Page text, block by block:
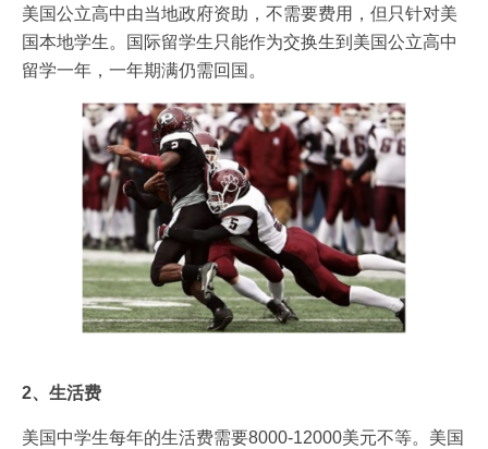
美国公立高中由当地政府资助，不需要费用，但只针对美
国本地学生。国际留学生只能作为交换生到美国公立高中
留学一年，一年期满仍需回国。
2、生活费
美国中学生每年的生活费需要8000-12000美元不等。美国